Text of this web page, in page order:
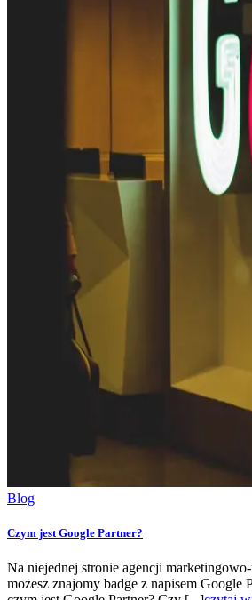
Blog
Czym jest Google Partner?
Na niejednej stronie agencji
możesz znajomy badge z napisem Google